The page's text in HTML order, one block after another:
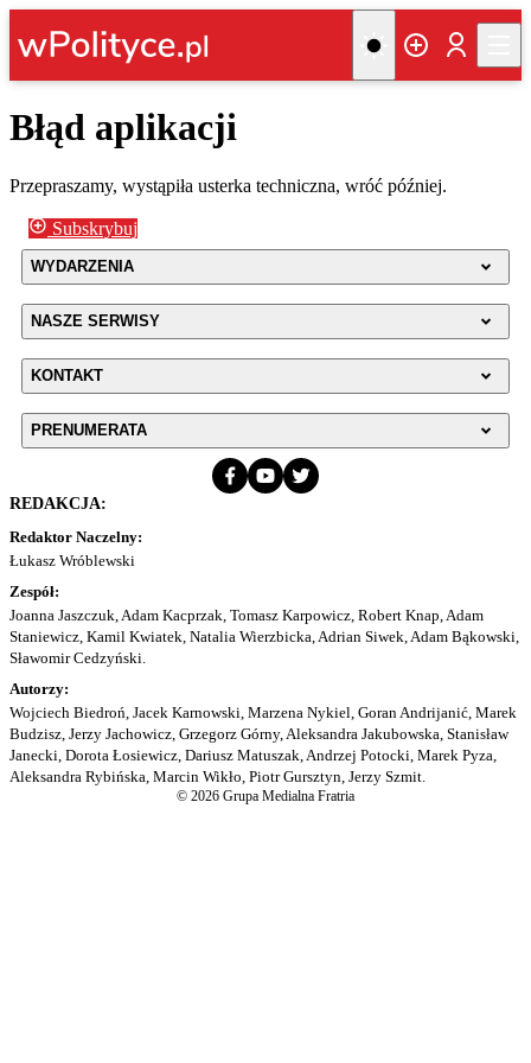
Błąd aplikacji
Przepraszamy, wystąpiła usterka techniczna, wróć później.
Subskrybuj
WYDARZENIA
NASZE SERWISY
KONTAKT
PRENUMERATA
REDAKCJA:
Redaktor Naczelny:
Łukasz Wróblewski
Zespół:
Joanna Jaszczuk, Adam Kacprzak, Tomasz Karpowicz, Robert Knap, Adam
Staniewicz, Kamil Kwiatek, Natalia Wierzbicka, Adrian Siwek, Adam Bąkowski,
Sławomir Cedzyński.
Autorzy:
Wojciech Biedroń, Jacek Karnowski, Marzena Nykiel, Goran Andrijanić, Marek
Budzisz, Jerzy Jachowicz, Grzegorz Górny, Aleksandra Jakubowska, Stanisław
Janecki, Dorota Łosiewicz, Dariusz Matuszak, Andrzej Potocki, Marek Pyza,
Aleksandra Rybińska, Marcin Wikło, Piotr Gursztyn, Jerzy Szmit.
© 2026 Grupa Medialna Fratria